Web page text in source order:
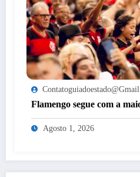
Flamengo segue com a
Agosto 1, 2026